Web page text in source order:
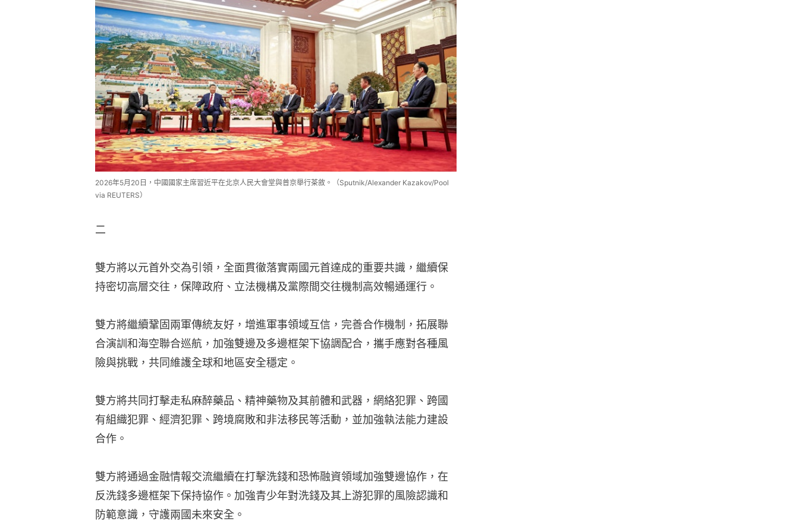
2026年5月20日，中國國家主席習近平在北京人民大會堂與普京舉行茶敘。（Sputnik/Alexander Kazakov/Pool
via REUTERS）
二
雙方將以元首外交為引領，全面貫徹落實兩國元首達成的重要共識，繼續保
持密切高層交往，保障政府、立法機構及黨際間交往機制高效暢通運行。
雙方將繼續鞏固兩軍傳統友好，增進軍事領域互信，完善合作機制，拓展聯
合演訓和海空聯合巡航，加強雙邊及多邊框架下協調配合，攜手應對各種風
險與挑戰，共同維護全球和地區安全穩定。
雙方將共同打擊走私麻醉藥品、精神藥物及其前體和武器，網絡犯罪、跨國
有組織犯罪、經濟犯罪、跨境腐敗和非法移民等活動，並加強執法能力建設
合作。
雙方將通過金融情報交流繼續在打擊洗錢和恐怖融資領域加強雙邊協作，在
反洗錢多邊框架下保持協作。加強青少年對洗錢及其上游犯罪的風險認識和
防範意識，守護兩國未來安全。